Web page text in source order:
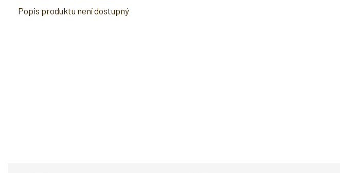
Popis produktu není dostupný